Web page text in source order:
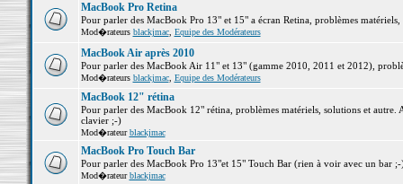
MacBook Pro Retina
Pour parler des MacBook Pro 13" et 15" a écran Retina, problèmes matériels,
Mod�rateurs blackjmac, Equipe des Modérateurs
MacBook Air après 2010
Pour parler des MacBook Air 11" et 13" (gamme 2010, 2011 et 2012),
Mod�rateurs blackjmac, Equipe des Modérateurs
MacBook 12" rétina
Pour parler des MacBook 12" rétina, problèmes matériels, solutions et
clavier ;-)
Mod�rateurblackjmac
MacBook Pro Touch Bar
Pour parler des MacBook Pro 13"et 15" Touch Bar (rien à voir avec un bar
Mod�rateurblackjmac